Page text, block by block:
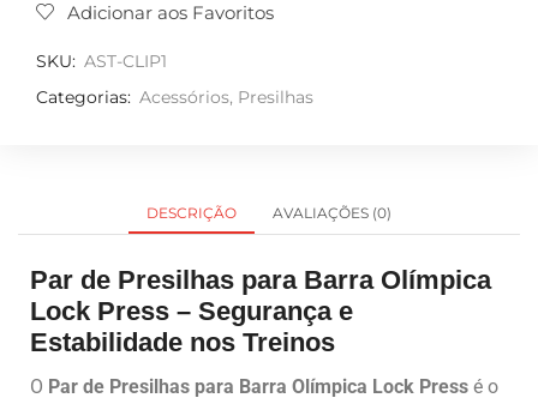
Adicionar aos Favoritos
SKU: AST-CLIP1
Categorias: Acessórios, Presilhas
DESCRIÇÃO AVALIAÇÕES (0)
Par de Presilhas para Barra Olímpica
Lock Press – Segurança e
Estabilidade nos Treinos
O Par de Presilhas para Barra Olímpica Lock Press é o